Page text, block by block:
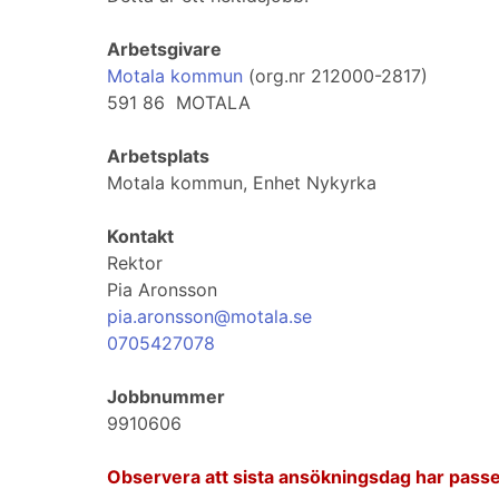
Arbetsgivare
Motala kommun (org.nr 212000-2817)
591 86 MOTALA
Arbetsplats
Motala kommun, Enhet Nykyrka
Kontakt
Rektor
Pia Aronsson
pia.aronsson@motala.se
0705427078
Jobbnummer
9910606
Observera att sista ansökningsdag har